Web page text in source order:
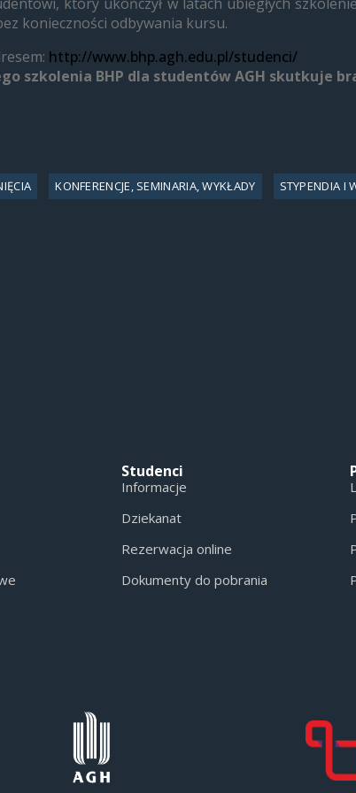
konieczności odbywania kursu.
http://www.bhp.agh.edu.pl/studenci/
szkolenia BHP dla studentów AGH skutkuje
KONFERENCJE, SEMINARIA, WYKŁADY STYPENDIA I
Studenci
Informacje
Dziekanat
Rezerwacja online
Dokumenty do pobrania